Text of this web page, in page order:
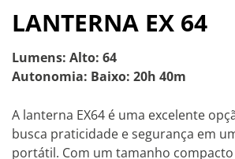
LANTERNA EX 64
Lumens: Alto: 64
Autonomia: Baixo: 20h 40m
A lanterna EX64 é uma excelente
busca praticidade e segurança em
portátil. Com um tamanho compacto